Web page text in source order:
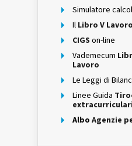
Simulatore
Il Libro V Lavoro
CIGS on-line
Vademecum
Lavoro
Le Leggi di
Linee Guida
extracurriculari
Albo Agenzie